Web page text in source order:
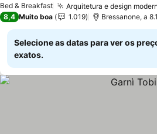
Bed & Breakfast Arquitetura e design
8,4 Muito boa 1.019 Bressanone, a
Selecione as datas para ver os
exatos.